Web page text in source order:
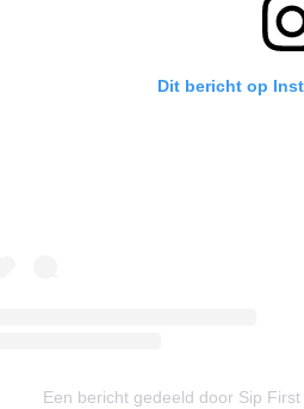
Dit bericht op
Een bericht gedeeld door Sip